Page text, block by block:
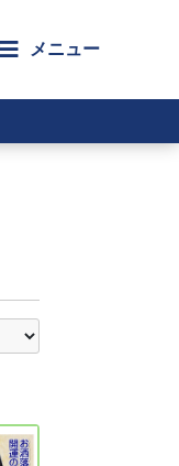
メニュー